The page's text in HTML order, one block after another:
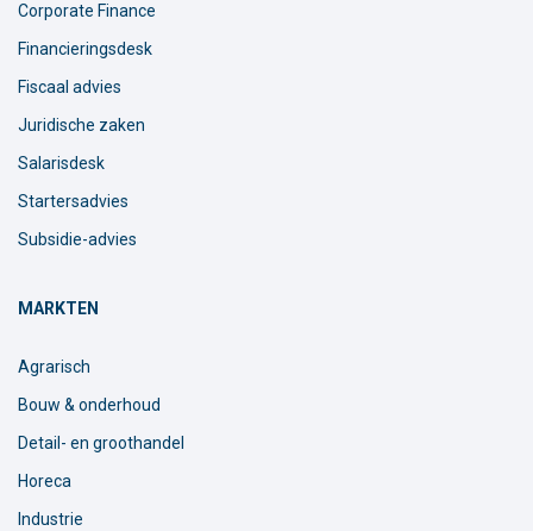
Corporate Finance
Financieringsdesk
Fiscaal advies
Juridische zaken
Salarisdesk
Startersadvies
Subsidie-advies
MARKTEN
Agrarisch
Bouw & onderhoud
Detail- en groothandel
Horeca
Industrie